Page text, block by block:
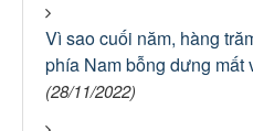
Vì sao cuối năm, hàng
phía Nam bỗng dưng mất
(28/11/2022)